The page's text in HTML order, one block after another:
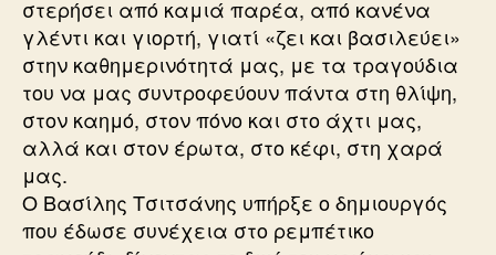
στερήσει από καμιά παρέα, από κανένα
γλέντι και γιορτή, γιατί «ζει και βασιλεύει»
στην καθημερινότητά μας, με τα τραγούδια
του να μας συντροφεύουν πάντα στη θλίψη,
στον καημό, στον πόνο και στο άχτι μας,
αλλά και στον έρωτα, στο κέφι, στη χαρά
μας.
Ο Βασίλης Τσιτσάνης υπήρξε ο δημιουργός
που έδωσε συνέχεια στο ρεμπέτικο